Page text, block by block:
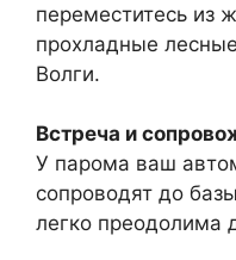
переместитесь из
прохладные
Волги.
Встреча и
У парома ваш
сопроводят до
легко преодолима